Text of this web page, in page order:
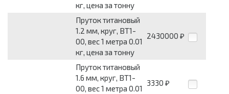
кг, цена за тонну
Пруток титановый
1.2 мм, круг, ВТ1-
00, вес 1 метра 0.01
кг, цена за тонну
2430000 ₽
Пруток титановый
1.6 мм, круг, ВТ1-
00, вес 1 метра 0.01
3330 ₽